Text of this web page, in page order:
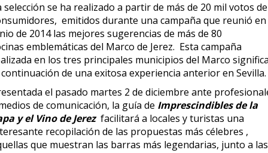
selección se ha realizado a partir de más de 20 mil votos de
emitidos durante una campaña que reunió en
de 2014 las mejores sugerencias de más de 80
emblemáticas del Marco de Jerez. Esta campaña
en los tres principales municipios del Marco
de una exitosa experiencia anterior en Sevilla.
el pasado martes 2 de diciembre ante
de comunicación, la guía de Imprescindibles de la
y el Vino de Jerezfacilitará a locales y turistas una
recopilación de las propuestas más célebres ,
que muestran las barras más legendarias, junto a las